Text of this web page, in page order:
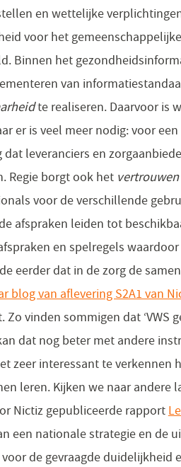
en wettelijke
voor het
Binnen het
van
te realiseren. Daarvoor is
er is veel meer nodig: voor
leveranciers en
Regie borgt ook het vertrouwen
voor de verschillende
afspraken leiden tot
en spelregels
eerder dat in de zorg de
blog van aflevering S2A1 van
vinden sommigen dat ‘VWS
dat nog beter met andere
zeer interessant te verkennen
leren. Kijken we naar andere
Nictiz gepubliceerde rapport
een nationale strategie en de
de gevraagde duidelijkheid